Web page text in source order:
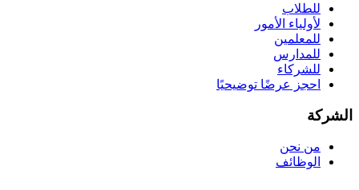
للطلاب
لأولياء الأمور
للمعلمين
للمدارس
للشركاء
احجز عرضًا توضيحيًا
الشركة
من نحن
الوظائف